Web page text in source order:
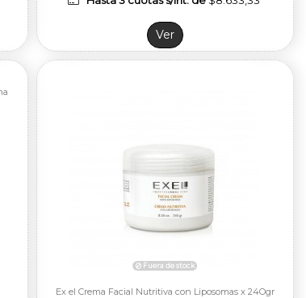
Ver
Ex el Crema Facial Nutritiva con Liposomas x 24Ogr